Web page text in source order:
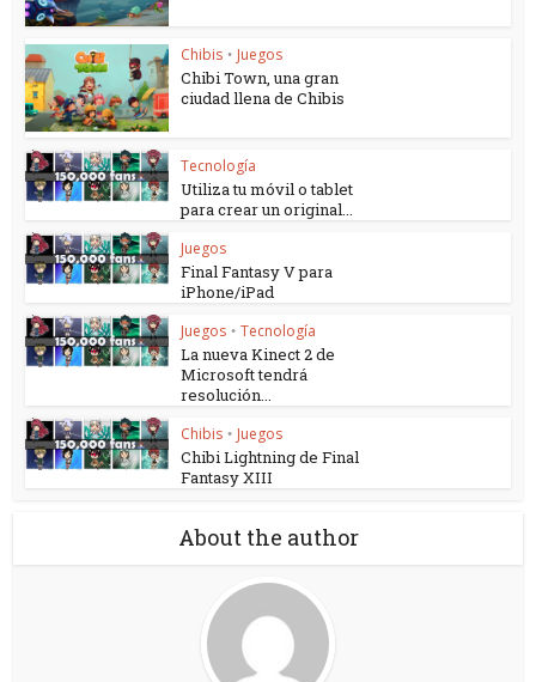
Chibis • Juegos
Chibi Town, una gran
ciudad llena de Chibis
Tecnología
Utiliza tu móvil o tablet
para crear un original...
Juegos
Final Fantasy V para
iPhone/iPad
Juegos • Tecnología
La nueva Kinect 2 de
Microsoft tendrá
resolución...
Chibis • Juegos
Chibi Lightning de Final
Fantasy XIII
About the author